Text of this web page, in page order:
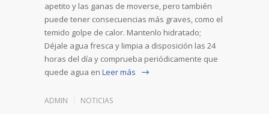
apetito y las ganas de moverse, pero también
puede tener consecuencias más graves, como el
temido golpe de calor. Mantenlo hidratado;
Déjale agua fresca y limpia a disposición las 24
horas del día y comprueba periódicamente que
quede agua en Leer más
ADMIN NOTICIAS